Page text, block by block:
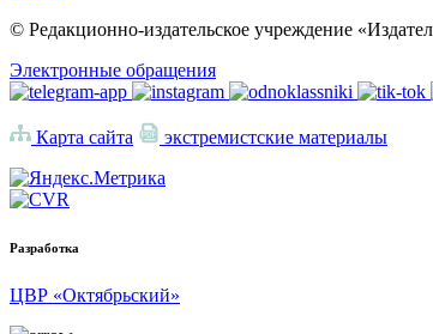
© Редакционно-издательское учреждение
Электронные обращения
Карта сайта экстремистские материалы
Разработка
ЦВР «Октябрьский»